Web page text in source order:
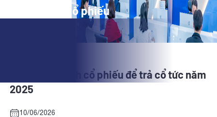
Tin tức mã cổ phiếu
FRT: Phát hành cổ phiếu để trả cổ tức năm
2025
10/06/2026